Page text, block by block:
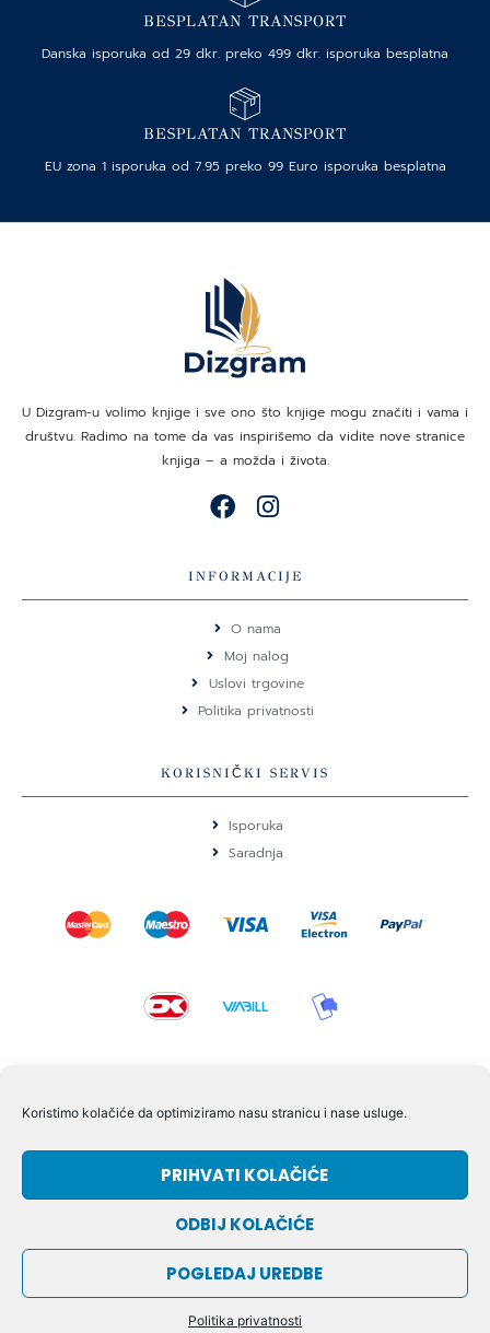
Koristimo kolačiće da optimiziramo nasu stranicu i nase usluge.
PRIHVATI KOLAČIĆE
ODBIJ KOLAČIĆE
POGLEDAJ UREDBE
Politika privatnosti
BESPLATAN TRANSPORT
Danska isporuka od 29 dkr. preko 499 dkr. isporuka besplatna
BESPLATAN TRANSPORT
EU zona 1 isporuka od 7.95 preko 99 Euro isporuka besplatna
U Dizgram-u volimo knjige i sve ono što knjige mogu značiti i vama i
društvu. Radimo na tome da vas inspirišemo da vidite nove stranice
knjiga – a možda i života.
F
e
b
o
o
k
I
t
a
g
r
a
m
INFORMACIJE
O nama
Moj nalog
Uslovi trgovine
Politika privatnosti
KORISNIČKI SERVIS
Isporuka
Saradnja
Volmersvej 11 6000 Kolding Danska
+45 60609846
CVR Nr. 42779997
OD:DIZGRAM